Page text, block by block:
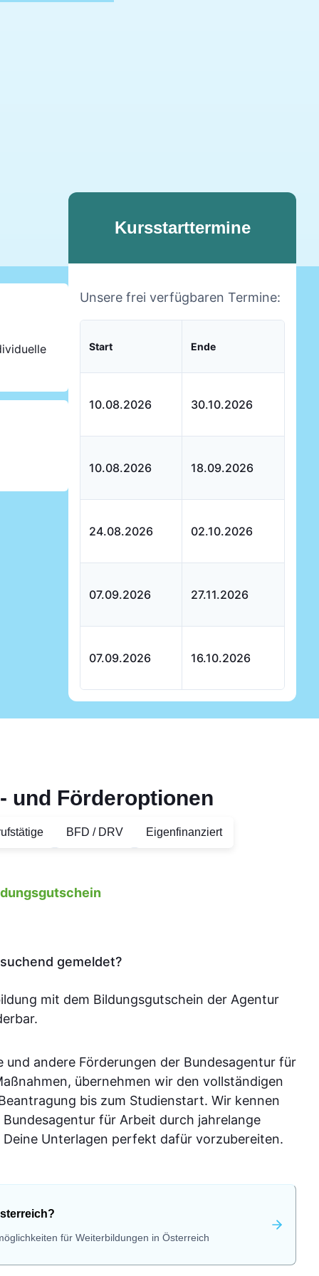
Kursstarttermine
Unsere frei verfügbaren Termine:
Start Ende
10.08.2026 30.10.2026
10.08.2026 18.09.2026
24.08.2026 02.10.2026
07.09.2026 27.11.2026
07.09.2026 16.10.2026
und Förderoptionen
BFD / DRV Eigenfinanziert
gemeldet?
mit dem Bildungsgutschein der Agentur
und andere Förderungen der Bundesagentur für
übernehmen wir den vollständigen
bis zum Studienstart. Wir kennen
für Arbeit durch jahrelange
Unterlagen perfekt dafür vorzubereiten.
für Weiterbildungen in Österreich